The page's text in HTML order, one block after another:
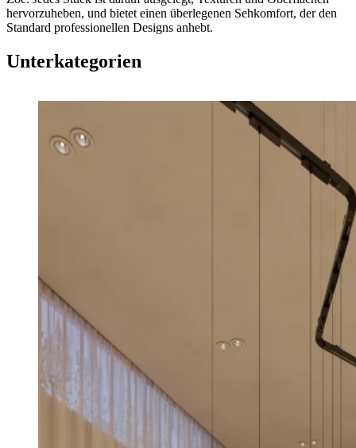
hervorzuheben, und bietet einen überlegenen Sehkomfort, der den
Standard professionellen Designs anhebt.
Unterkategorien